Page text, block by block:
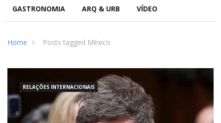
GASTRONOMIA ARQ & URB VÍDEO
Home Posts tagged México
RELAÇÕES INTERNACIONAIS